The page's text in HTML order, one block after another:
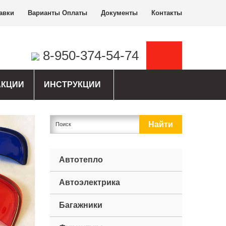
Варианты Оплаты Документы Контакты
8-950-374-54-74
ИНСТРУКЦИИ
Автотепло
Автоэлектрика
Багажники